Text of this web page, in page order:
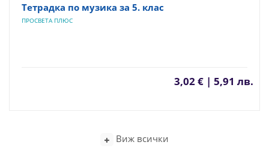
Тетрадка по музика за 5. клас
ПРОСВЕТА ПЛЮС
3,02 € | 5,91 лв.
Виж всички